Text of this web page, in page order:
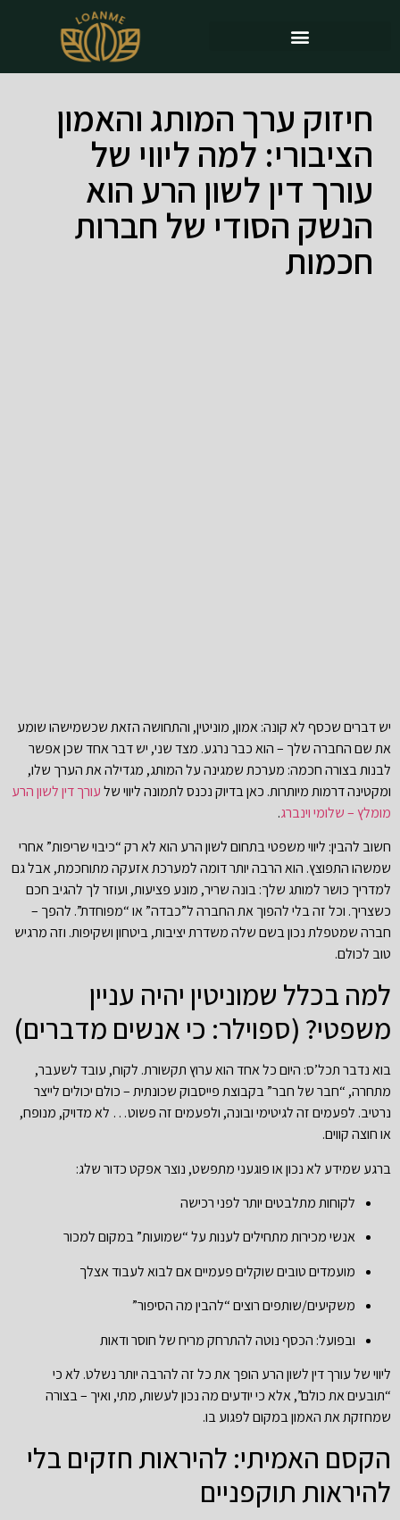
חיזוק ערך המותג והאמון
הציבורי: למה ליווי של
עורך דין לשון הרע הוא
הנשק הסודי של חברות
חכמות
יש דברים שכסף לא קונה: אמון, מוניטין, והתחושה הזאת שכשמישהו שומע
את שם החברה שלך – הוא כבר נרגע. מצד שני, יש דבר אחד שכן אפשר
לבנות בצורה חכמה: מערכת שמגינה על המותג, מגדילה את הערך שלו,
ומקטינה דרמות מיותרות. כאן בדיוק נכנס לתמונה ליווי שלעורך דין לשון הרע
מומלץ – שלומי וינברג.
חשוב להבין: ליווי משפטי בתחום לשון הרע הוא לא רק “כיבוי שריפות” אחרי
שמשהו התפוצץ. הוא הרבה יותר דומה למערכת אזעקה מתוחכמת, אבל גם
למדריך כושר למותג שלך: בונה שריר, מונע פציעות, ועוזר לך להגיב חכם
כשצריך. וכל זה בלי להפוך את החברה ל”כבדה” או “מפוחדת”. להפך –
חברה שמטפלת נכון בשם שלה משדרת יציבות, ביטחון ושקיפות. וזה מרגיש
טוב לכולם.
למה בכלל שמוניטין יהיה עניין
משפטי? (ספוילר: כי אנשים מדברים)
בוא נדבר תכל’ס: היום כל אחד הוא ערוץ תקשורת. לקוח, עובד לשעבר,
מתחרה, “חבר של חבר” בקבוצת פייסבוק שכונתית – כולם יכולים לייצר
נרטיב. לפעמים זה לגיטימי ובונה, ולפעמים זה פשוט… לא מדויק, מנופח,
או חוצה קווים.
ברגע שמידע לא נכון או פוגעני מתפשט, נוצר אפקט כדור שלג:
לקוחות מתלבטים יותר לפני רכישה
אנשי מכירות מתחילים לענות על “שמועות” במקום למכור
מועמדים טובים שוקלים פעמיים אם לבוא לעבוד אצלך
משקיעים/שותפים רוצים “להבין מה הסיפור”
ובפועל: הכסף נוטה להתרחק מריח של חוסר ודאות
ליווי של עורך דין לשון הרע הופך את כל זה להרבה יותר נשלט. לא כי
“תובעים את כולם”, אלא כי יודעים מה נכון לעשות, מתי, ואיך – בצורה
שמחזקת את האמון במקום לפגוע בו.
הקסם האמיתי: להיראות חזקים בלי
להיראות תוקפניים